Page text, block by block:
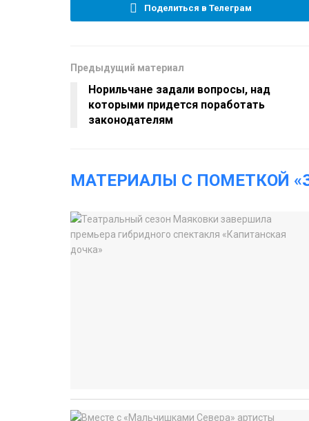
Поделиться в Телеграм
Предыдущий материал
Норильчане задали вопросы, над
которыми придется поработать
законодателям
МАТЕРИАЛЫ С ПОМЕТКОЙ